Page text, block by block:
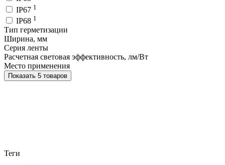
IP67 1
IP68 1
Тип герметизации
Ширина, мм
Серия ленты
Расчетная световая эффективность, лм/Вт
Место применения
Показать 5 товаров
Теги